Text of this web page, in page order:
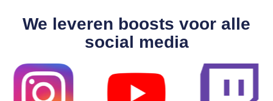
We leveren boosts voor alle
social media